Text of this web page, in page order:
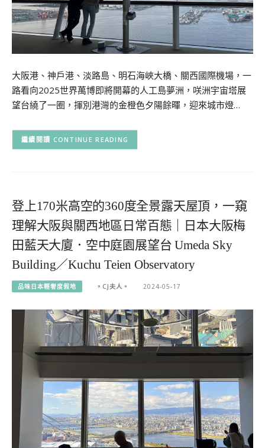
大阪港、神戶港、淡路島、明石海峽大橋、關西國際機場，一
路看向2025世界萬博即將開幕的人工島夢洲，咲洲宇宙塔展
望台繞了一圈，揮別港灣的金橙色夕陽餘暉，迎來城市燈…
CONTINUE READING
登上170米高空的360度全景露天屋頂，一窺
理解大阪與關西地區日常百態｜日本大阪梅
田藍天大廈．空中庭園展望台 Umeda Sky
Building／Kuchu Teien Observatory
品味日本輕奢度假地 。CJ夫人。 2024-05-17